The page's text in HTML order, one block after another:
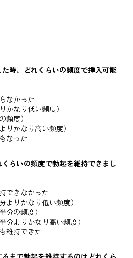
時、どれくらいの頻度で挿入可能
なかった
かなり低い頻度）
頻度）
りかなり高い頻度）
なった
らいの頻度で勃起を維持できまし
できなかった
よりかなり低い頻度）
分の頻度）
分よりかなり高い頻度）
維持できた